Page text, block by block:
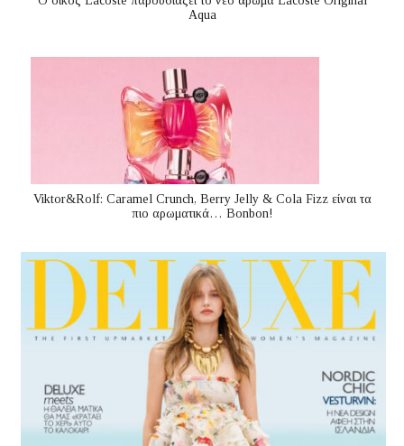
Aqua
Viktor&Rolf: Caramel Crunch, Berry Jelly & Cola Fizz είναι τα
πιο αρωματικά… Bonbon!